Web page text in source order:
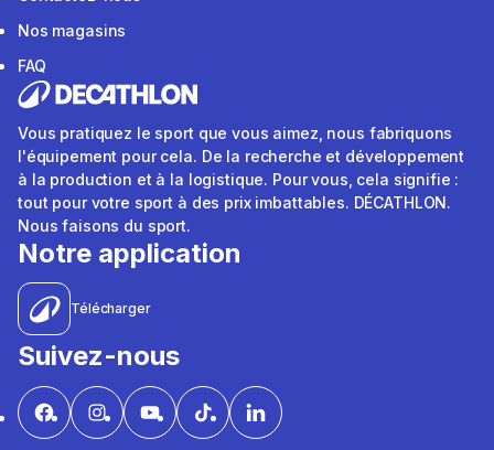
Nos magasins
FAQ
Vous pratiquez le sport que vous aimez, nous fabriquons
l'équipement pour cela. De la recherche et développement
à la production et à la logistique. Pour vous, cela signifie :
tout pour votre sport à des prix imbattables. DÉCATHLON.
Nous faisons du sport.
Notre application
Télécharger
Suivez-nous